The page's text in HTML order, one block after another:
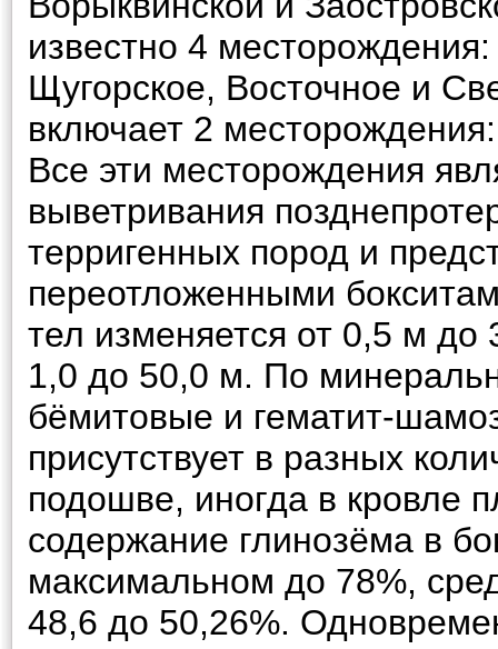
известно 4
Щугорское, Восточное и
включает 2
Все эти месторождения
выветривания
терригенных пород и
переотложенными
тел изменяется от 0,5 м
1,0 до 50,0 м. По
бёмитовые и гематит-
присутствует в разных
подошве, иногда в кровле
содержание глинозёма в
максимальном до 78%,
48,6 до 50,26%.